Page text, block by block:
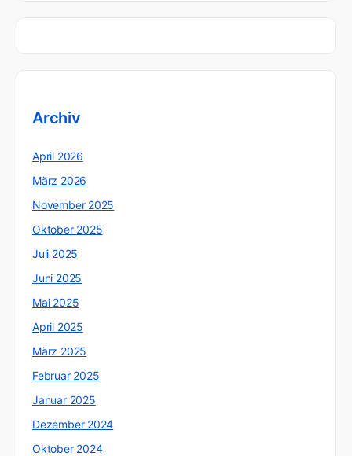
Archiv
April 2026
März 2026
November 2025
Oktober 2025
Juli 2025
Juni 2025
Mai 2025
April 2025
März 2025
Februar 2025
Januar 2025
Dezember 2024
Oktober 2024